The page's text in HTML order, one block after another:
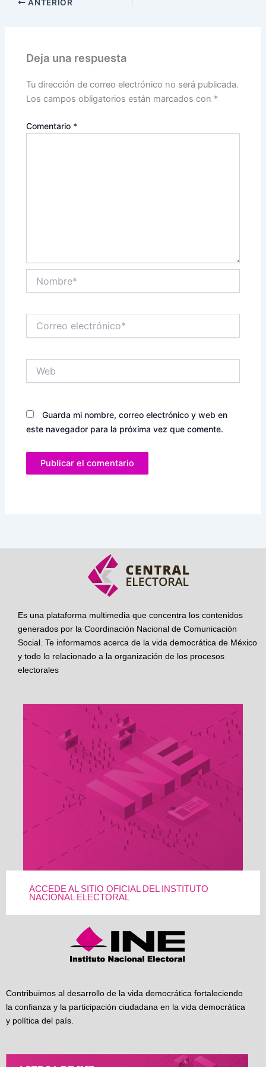
ANTERIOR
Deja una respuesta
Tu dirección de correo electrónico no será publicada.
Los campos obligatorios están marcados con *
Comentario *
electrónico*
Guarda mi nombre, correo electrónico y web en
este navegador para la próxima vez que comente.
Es una plataforma multimedia que concentra los contenidos
generados por la Coordinación Nacional de Comunicación
Social. Te informamos acerca de la vida democrática de México
y todo lo relacionado a la organización de los procesos
electorales
ACCEDE AL SITIO OFICIAL DEL INSTITUTO
NACIONAL ELECTORAL
Contribuimos al desarrollo de la vida democrática fortaleciendo
la confianza y la participación ciudadana en la vida democrática
y política del país.